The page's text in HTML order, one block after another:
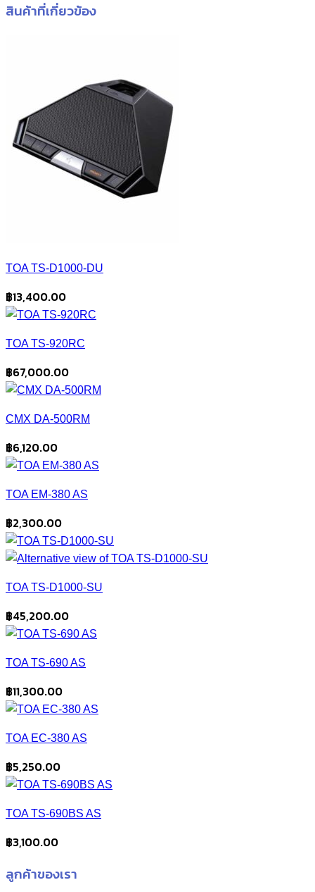
สินค้าที่เกี่ยวข้อง
TOA TS-D1000-DU
฿13,400.00
TOA TS-920RC
฿67,000.00
CMX DA-500RM
฿6,120.00
TOA EM-380 AS
฿2,300.00
TOA TS-D1000-SU
฿45,200.00
TOA TS-690 AS
฿11,300.00
TOA EC-380 AS
฿5,250.00
TOA TS-690BS AS
฿3,100.00
ลูกค้าของเรา